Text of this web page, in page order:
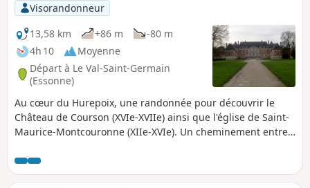
Visorandonneur
13,58 km
+86 m
-80 m
4h 10
Moyenne
Départ à Le Val-Saint-Germain
(Essonne)
Au cœur du Hurepoix, une randonnée pour découvrir le
Château de Courson (XVIe-XVIIe) ainsi que l'église de Saint-
Maurice-Montcouronne (XIIe-XVIe). Un cheminement entre